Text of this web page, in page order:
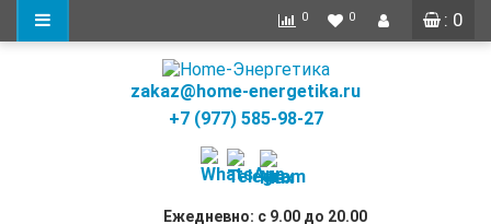
: 0
0 0
zakaz@home-energetika.ru
+7 (977) 585-98-27
Ежедневно: с 9.00 до 20.00